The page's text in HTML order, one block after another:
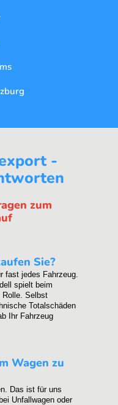
-
zum
Sie?
fast jedes Fahrzeug.
spielt beim
Rolle. Selbst
Totalschäden
Ihr Fahrzeug
Wagen zu
Das ist für uns
Unfallwagen oder